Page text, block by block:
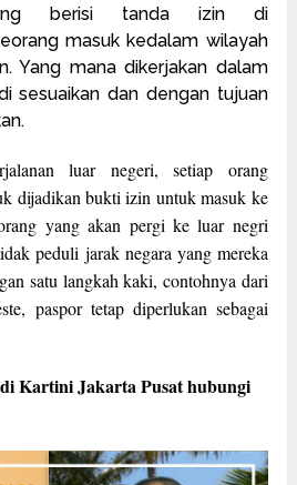
berisi tanda izin di
masuk kedalam wilayah
Yang mana dikerjakan dalam
sesuaikan dan dengan tujuan
luar negeri, setiap orang
dijadikan bukti izin untuk masuk ke
yang akan pergi ke luar negri
peduli jarak negara yang mereka
satu langkah kaki, contohnya dari
paspor tetap diperlukan sebagai
Kartini Jakarta Pusat hubungi